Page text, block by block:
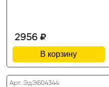
2956
В корзину
Арт. ЭдЭБ04344